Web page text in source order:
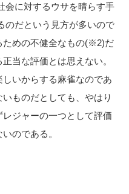
会に対するウサを晴らす手
のだという見方が多いので
ための不健全なもの(※2)だ
当な評価とは思えない。
いからする麻雀なのであ
ものだとしても、やはり
ジャーの一つとして評価
のである。